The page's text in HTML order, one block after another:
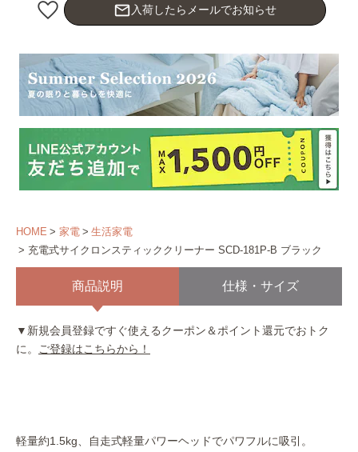
mail_outline 入荷したらメールでお知らせ
HOME 家電
生活家電
充電式サイクロンスティッククリーナー SCD-181P-B ブラック
商品説明 仕様・サイズ
▼新規会員登録ですぐ使えるクーポン＆ポイント還元でおトク
に。
ご登録はこちらから！
軽量約1.5kg、自走式軽量パワーヘッドでパワフルに吸引。